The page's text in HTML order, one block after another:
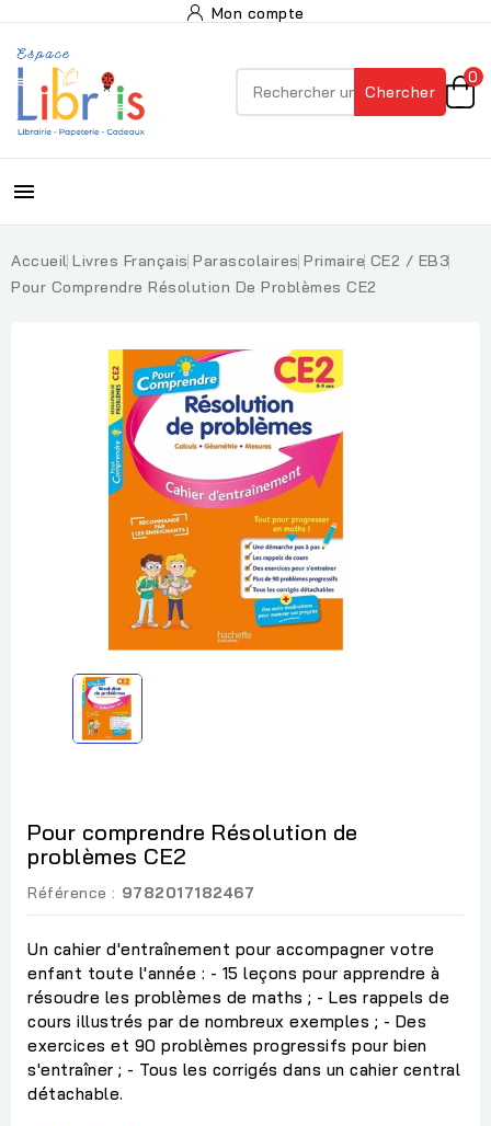
Mon compte
Chercher
0

Accueil Livres Français Parascolaires Primaire CE2 / EB3
Pour Comprendre Résolution De Problèmes CE2
Pour comprendre Résolution de
problèmes CE2
Référence : 9782017182467
Un cahier d'entraînement pour accompagner votre
enfant toute l'année : - 15 leçons pour apprendre à
résoudre les problèmes de maths ; - Les rappels de
cours illustrés par de nombreux exemples ; - Des
exercices et 90 problèmes progressifs pour bien
s'entraîner ; - Tous les corrigés dans un cahier central
détachable.